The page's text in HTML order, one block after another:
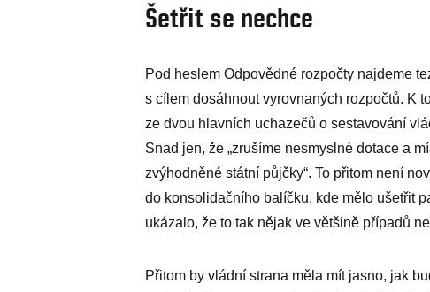
Šetřit se nechce
Pod heslem Odpovědné rozpočty najdeme
s cílem dosáhnout vyrovnaných rozpočtů. K
ze dvou hlavních uchazečů o sestavování
Snad jen, že „zrušíme nesmyslné dotace a
zvýhodněné státní půjčky“. To přitom není
do konsolidačního balíčku, kde mělo ušetřit
ukázalo, že to tak nějak ve většině případů
Přitom by vládní strana měla mít jasno, jak